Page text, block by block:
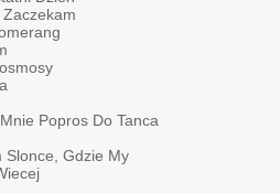
Popros Do Tanca
Slonce, Gdzie My